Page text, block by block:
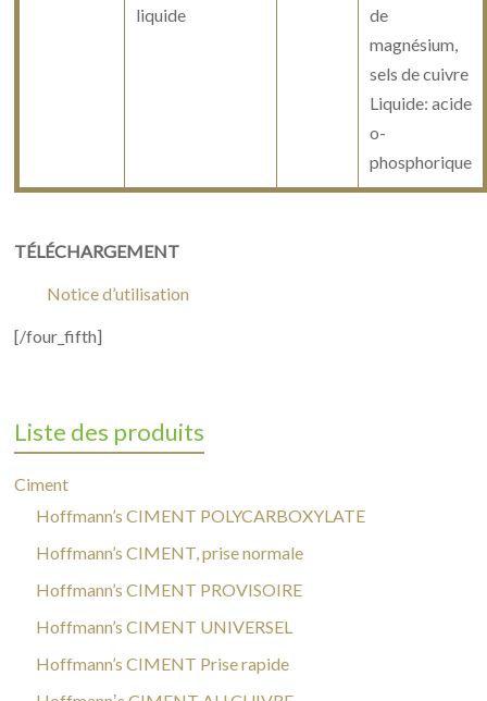
liquide
de
magnésium,
sels de cuivre
Liquide: acide
o-
phosphorique
TÉLÉCHARGEMENT
Notice d’utilisation
[/four_fifth]
Liste des produits
Ciment
Hoffmann’s CIMENT POLYCARBOXYLATE
Hoffmann’s CIMENT, prise normale
Hoffmann’s CIMENT PROVISOIRE
Hoffmann’s CIMENT UNIVERSEL
Hoffmann’s CIMENT Prise rapide